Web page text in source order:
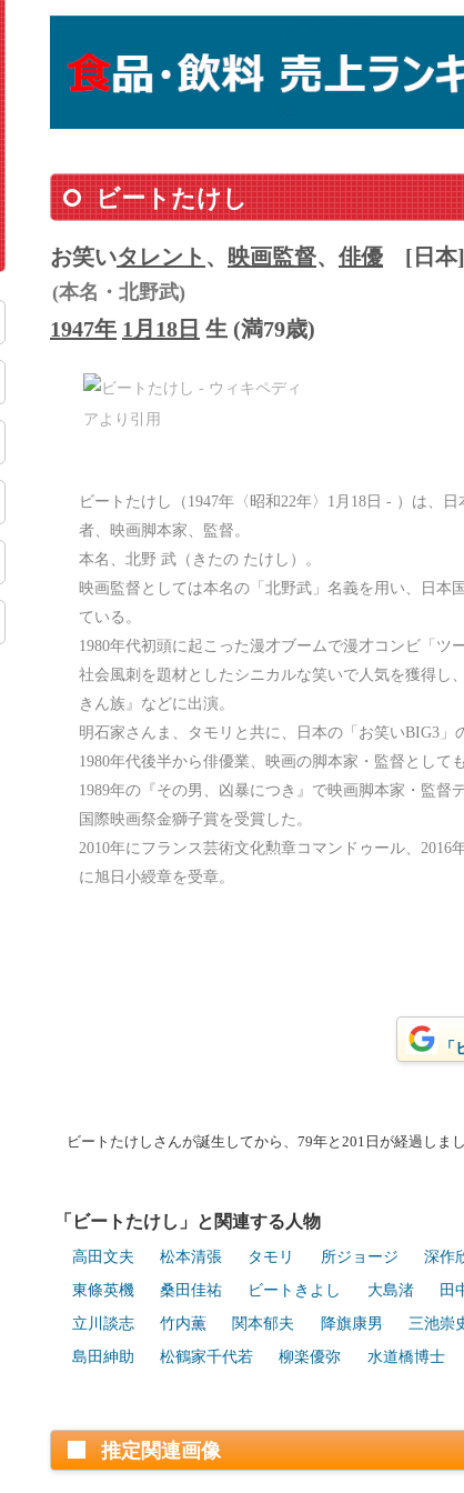
ビートたけし
お笑いタレント 、 映画監督、 俳優 [日本]
(本名・北野武)
1947年 1月18日 生 (満79歳)
ビートたけし（1947年〈昭和22年〉1月18日 - ）は、
者、映画脚本家、監督。
本名、北野 武（きたの たけし）。
映画監督としては本名の「北野武」名義を用い、日本
ている。
1980年代初頭に起こった漫才ブームで漫才コンビ「ツ
社会風刺を題材としたシニカルな笑いで人気を獲得し
きん族』などに出演。
明石家さんま、タモリと共に、日本の「お笑いBIG3」
1980年代後半から俳優業、映画の脚本家・監督としても
1989年の『その男、凶暴につき』で映画脚本家・監督
国際映画祭金獅子賞を受賞した。
2010年にフランス芸術文化勲章コマンドゥール、
に旭日小綬章を受章。
ビートたけしさんが誕生してから、79年と201日が経過しま
「ビートたけし」と関連する人物
高田文夫 松本清張 タモリ 所ジョージ 深作
東條英機
桑田佳祐 ビートきよし 大島渚 田
立川談志
竹内薫 関本郁夫 降旗康男 三池崇
島田紳助
松鶴家千代若 柳楽優弥 水道橋博士
推定関連画像